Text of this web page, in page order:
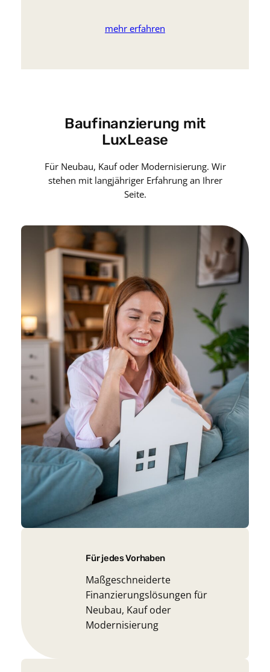
mehr erfahren
Baufinanzierung mit
LuxLease
Für Neubau, Kauf oder Modernisierung. Wir
stehen mit langjähriger Erfahrung an Ihrer
Seite.
Für jedes Vorhaben
Maßgeschneiderte
Finanzierungslösungen für
Neubau, Kauf oder
Modernisierung